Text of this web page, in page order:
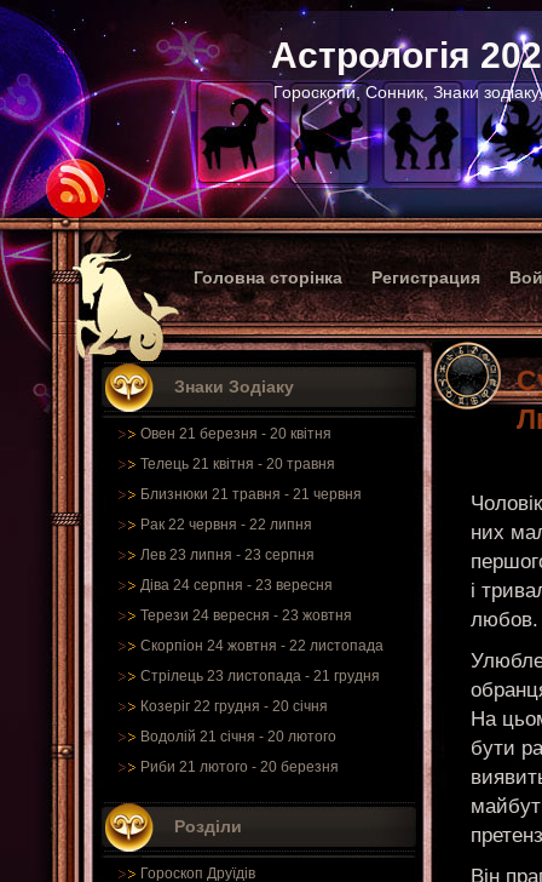
Астрологія
Гороскопи, Сонник, Знаки
Головна сторінка Регистрация
Знаки Зодіаку
Овен 21 березня - 20 квітня
Телець 21 квітня - 20 травня
Близнюки 21 травня - 21 червня
Рак 22 червня - 22 липня
Лев 23 липня - 23 серпня
Діва 24 серпня - 23 вересня
Терези 24 вересня - 23 жовтня
Скорпіон 24 жовтня - 22 листопада
Стрілець 23 листопада - 21 грудня
Козеріг 22 грудня - 20 січня
Водолій 21 січня - 20 лютого
Риби 21 лютого - 20 березня
Розділи
Гороскоп Друїдів
них
і
любов.
На
бути
Він